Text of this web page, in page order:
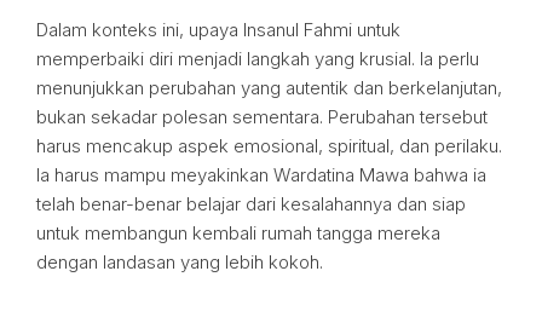
Dalam konteks ini, upaya Insanul Fahmi untuk
memperbaiki diri menjadi langkah yang krusial. Ia perlu
menunjukkan perubahan yang autentik dan berkelanjutan,
bukan sekadar polesan sementara. Perubahan tersebut
harus mencakup aspek emosional, spiritual, dan perilaku.
Ia harus mampu meyakinkan Wardatina Mawa bahwa ia
telah benar-benar belajar dari kesalahannya dan siap
untuk membangun kembali rumah tangga mereka
dengan landasan yang lebih kokoh.